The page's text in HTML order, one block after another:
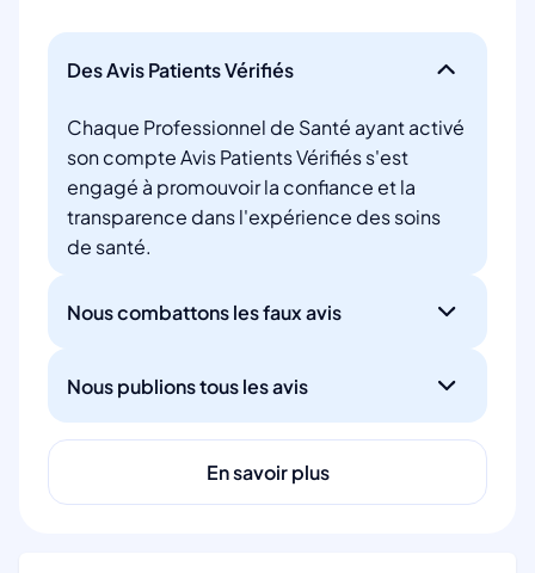
Des Avis Patients Vérifiés
Chaque Professionnel de Santé ayant activé
son compte Avis Patients Vérifiés s'est
engagé à promouvoir la confiance et la
transparence dans l'expérience des soins
de santé.
Nous combattons les faux avis
Nous publions tous les avis
En savoir plus